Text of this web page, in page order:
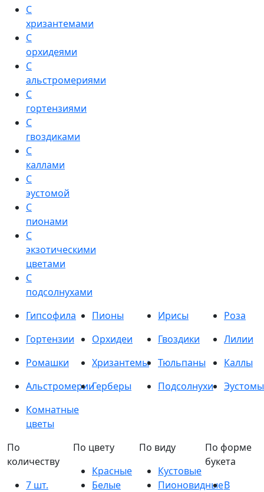
С
хризантемами
С
орхидеями
С
альстромериями
С
гортензиями
С
гвоздиками
С
каллами
С
эустомой
С
пионами
С
экзотическими
цветами
С
подсолнухами
Гипсофила
Пионы Ирисы
Роза
Гортензии
Орхидеи Гвоздики
Лилии
Ромашки
Хризантемы Тюльпаны
Каллы
АльстромерииГерберы Подсолнухи
Эустомы
Комнатные
цветы
По
количеству
7 шт.
По цвету
Красные
Белые
По виду
Кустовые
Пионовидные
По форме
букета
В